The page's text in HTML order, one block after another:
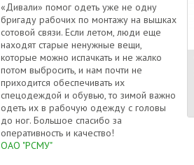
«Дивали» помог одеть уже не одну
бригаду рабочих по монтажу на вышках
сотовой связи. Если летом, люди еще
находят старые ненужные вещи,
которые можно испачкать и не жалко
потом выбросить, и нам почти не
приходится обеспечивать их
спецодеждой и обувью, то зимой важно
одеть их в рабочую одежду с головы
до ног. Большое спасибо за
оперативность и качество!
ОАО "РСМУ"